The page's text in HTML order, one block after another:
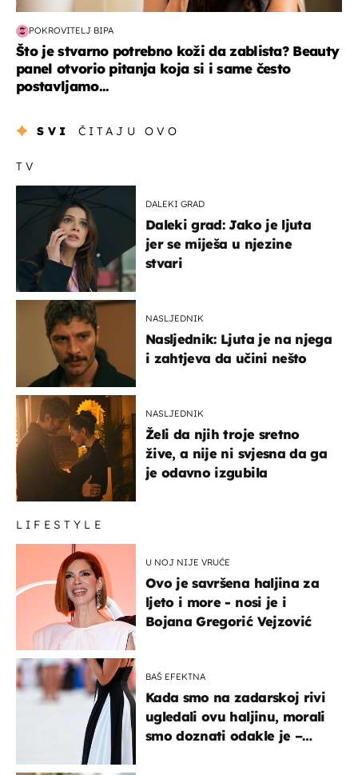
POKROVITELJ BIPA
Što je stvarno potrebno koži da zablista? Beauty
panel otvorio pitanja koja si i same često
postavljamo...
SVI ČITAJU OVO
TV
DALEKI GRAD
Daleki grad: Jako je ljuta
jer se miješa u njezine
stvari
NASLJEDNIK
Nasljednik: Ljuta je na njega
i zahtjeva da učini nešto
NASLJEDNIK
Želi da njih troje sretno
žive, a nije ni svjesna da ga
je odavno izgubila
LIFESTYLE
U NOJ NIJE VRUĆE
Ovo je savršena haljina za
ljeto i more - nosi je i
Bojana Gregorić Vejzović
BAŠ EFEKTNA
Kada smo na zadarskoj rivi
ugledali ovu haljinu, morali
smo doznati odakle je –